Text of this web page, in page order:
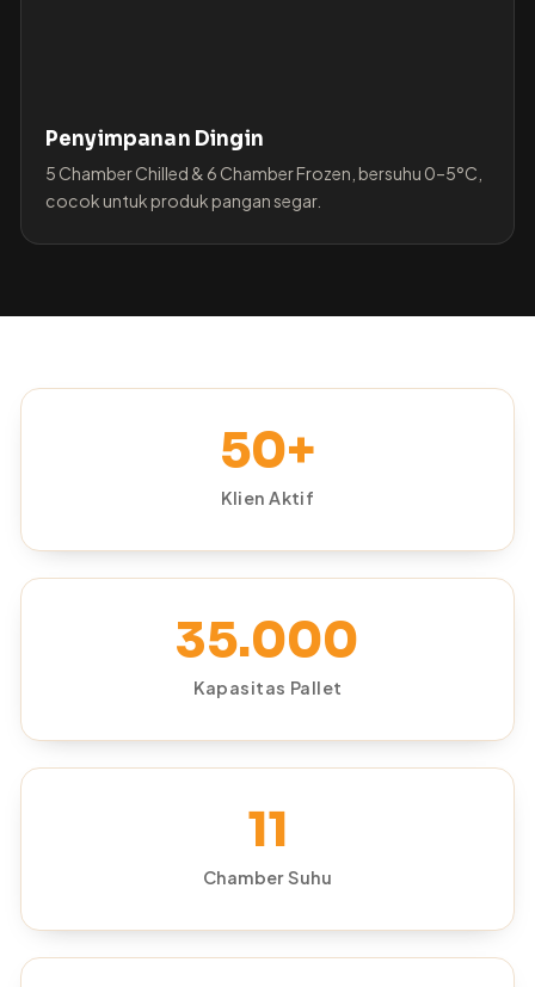
Penyimpanan Dingin
5 Chamber Chilled & 6 Chamber Frozen, bersuhu 0–5°C,
cocok untuk produk pangan segar.
50+
Klien Aktif
35.000
Kapasitas Pallet
11
Chamber Suhu